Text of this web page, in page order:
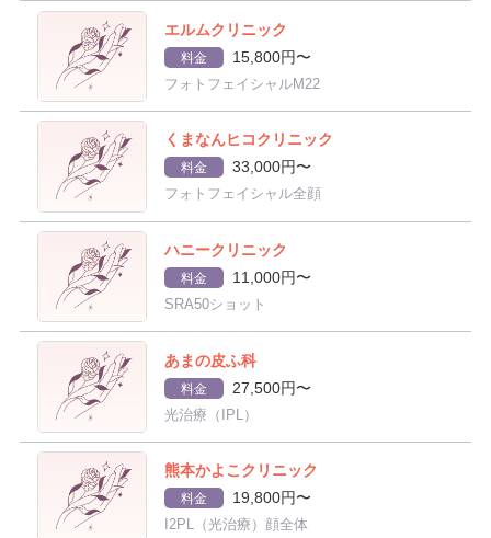
エルムクリニック
料金 15,800円〜
フォトフェイシャルM22
くまなんヒコクリニック
料金 33,000円〜
フォトフェイシャル全顔
ハニークリニック
料金 11,000円〜
SRA50ショット
あまの皮ふ科
料金 27,500円〜
光治療（IPL）
熊本かよこクリニック
料金 19,800円〜
I2PL（光治療）顔全体